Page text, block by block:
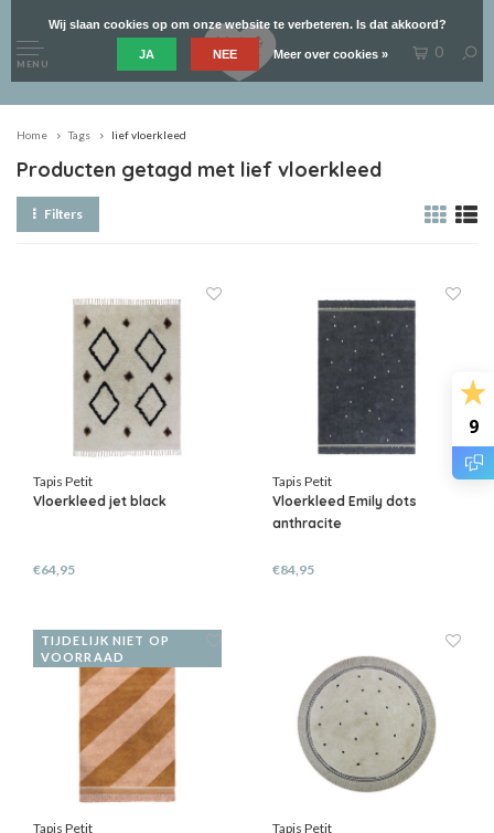
9
MENU
0
Home Tags lief vloerkleed
Producten getagd met lief vloerkleed
Filters
Tapis Petit
Vloerkleed jet black
€64,95
Tapis Petit
Vloerkleed Emily dots
anthracite
€84,95
TIJDELIJK NIET OP
VOORRAAD
Tapis Petit
Tapis Petit
Wij slaan cookies op om onze website te verbeteren. Is dat akkoord?
JA NEE Meer over cookies »